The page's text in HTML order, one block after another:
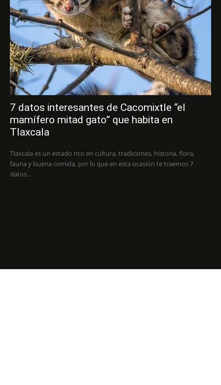
7 datos interesantes de Cacomixtle “el
mamífero mitad gato” que habita en
Tlaxcala
Tlaxcala es un estado rico en cultura, tradiciones, historia, flora,
fauna y buena comida, por lo que en esta ocasión te traemos 7
datos...